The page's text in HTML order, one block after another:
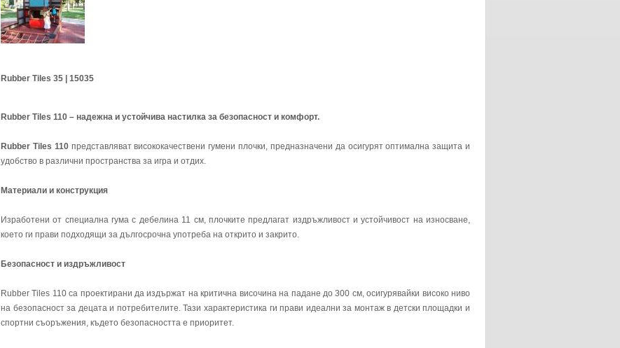
Rubber Tiles 35 | 15035
Rubber Tiles 110 – надежна и устойчива настилка за безопасност и комфорт.
Rubber Tiles 110представляват висококачествени гумени плочки, предназначени да осигурят оптимална защита и
удобство в различни пространства за игра и отдих.
Материали и конструкция
Изработени от специална гума с дебелина 11 см, плочките предлагат издръжливост и устойчивост на износване,
което ги прави подходящи за дългосрочна употреба на открито и закрито.
Безопасност и издръжливост
Rubber Tiles 110 са проектирани да издържат на критична височина на падане до 300 см, осигурявайки високо ниво
на безопасност за децата и потребителите. Тази характеристика ги прави идеални за монтаж в детски площадки и
спортни съоръжения, където безопасността е приоритет.